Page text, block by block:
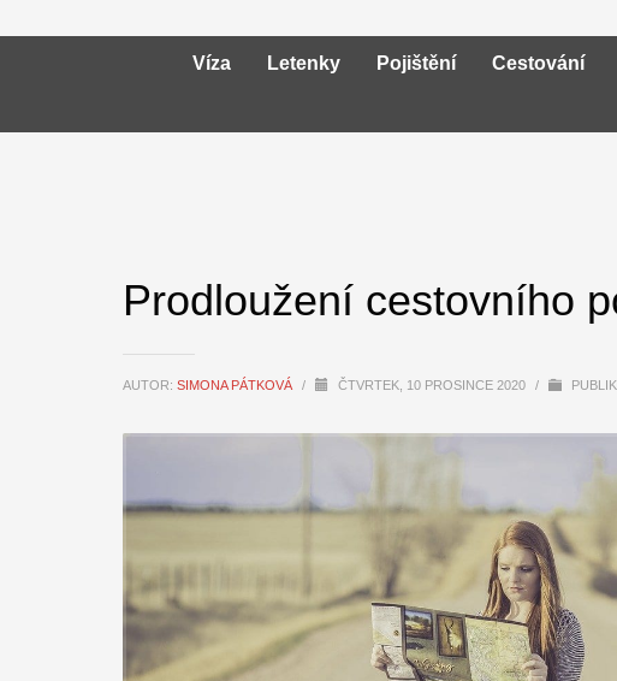
Víza Letenky Pojištění Cestování
Prodloužení cestovního
AUTOR: SIMONA PÁTKOVÁ / ČTVRTEK, 10 PROSINCE 2020 /